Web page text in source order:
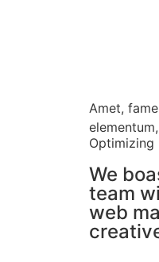
Amet,
Optimizing
We
team
web